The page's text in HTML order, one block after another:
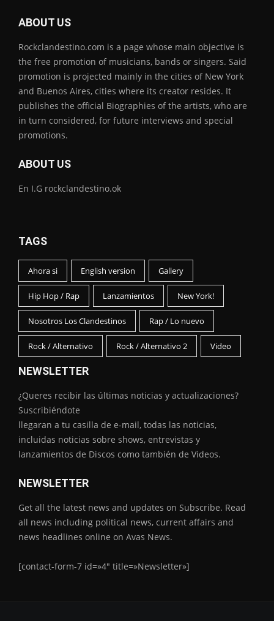
ABOUT US
Rockclandestino.com is a page whose main objective is
the free promotion of musicians, bands or singers. Said
promotion is projected mainly in the cities of New York
and Buenos Aires, cities where its creator resides. It
publishes the official Biographies of the artists, who are
in turn considered, for future interviews and special
promotions.
ABOUT US
En I.G rockclandestino.ok
TAGS
Ahora si English version Gallery
Hip Hop / Rap Lanzamientos New York!
Nosotros Los Clandestinos Rap / Lo nuevo
Rock / Alternativo Rock / Alternativo 2 Video
NEWSLETTER
¿Queres recibir las últimas noticias y actualizaciones?
Suscribiéndote
llegaran a tu casilla de e-mail, todas las noticias,
incluidas noticias sobre shows, entrevistas y
lanzamientos de Discos como también de Videos.
NEWSLETTER
Get all the latest news and updates on Subscribe. Read
all news including political news, current affairs and
news headlines online on Avas News.
[contact-form-7 id=»4″ title=»Newsletter»]